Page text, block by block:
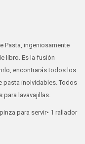
Pasta, ingeniosamente
libro. Es la fusión
encontrarás todos los
pasta inolvidables. Todos
para lavavajillas.
para servir• 1 rallador